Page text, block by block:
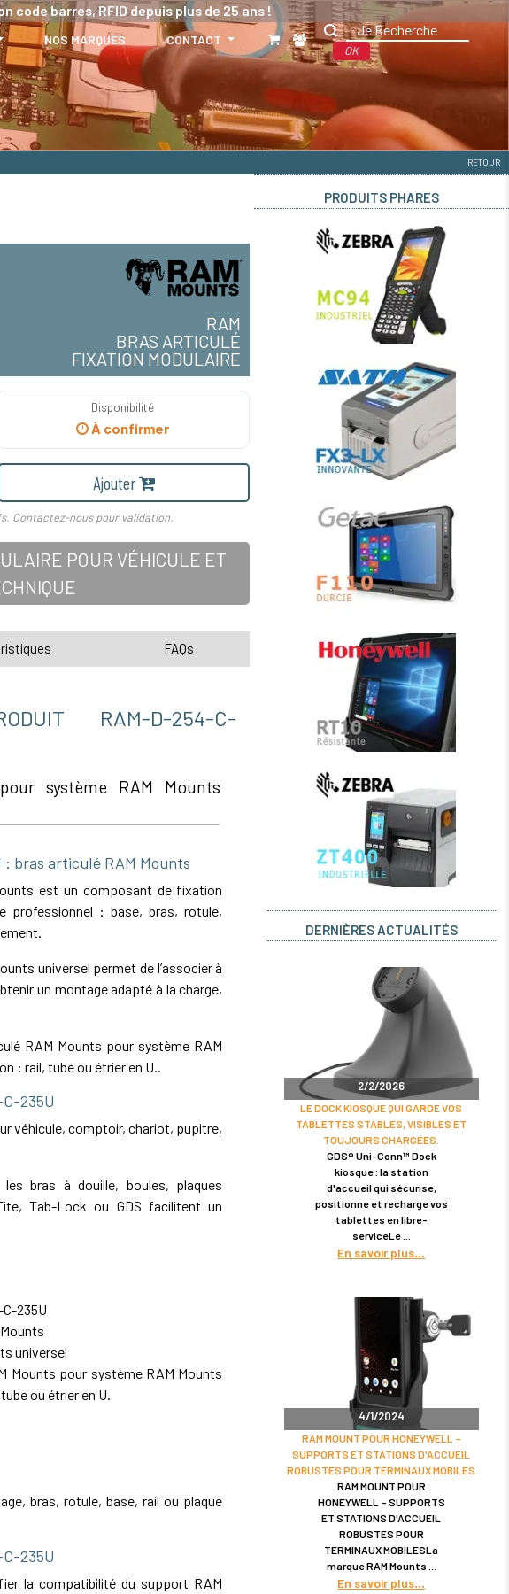
barres, RFID depuis plus de 25 ans !
NOS MARQUES CONTACT
OK
RETOUR
RAM
BRAS ARTICULÉ
FIXATION MODULAIRE
Disponibilité
À confirmer
Ajouter
Contactez-nous pour validation.
POUR VÉHICULE ET
FAQs
RAM-D-254-C-
système RAM Mounts
bras articulé RAM Mounts
est un composant de fixation
professionnel : base, bras, rotule,
universel permet de l’associer à
un montage adapté à la charge,
RAM Mounts pour système RAM
: rail, tube ou étrier en U..
235U
véhicule, comptoir, chariot, pupitre,
bras à douille, boules, plaques
Tab-Lock ou GDS facilitent un
235U
universel
Mounts pour système RAM Mounts
ou étrier en U.
bras, rotule, base, rail ou plaque
235U
la compatibilité du support RAM
PRODUITS PHARES
DERNIÈRES ACTUALITÉS
2/2/2026
LE DOCK KIOSQUE QUI GARDE VOS
TABLETTES STABLES, VISIBLES ET
TOUJOURS CHARGÉES.
GDS® Uni-Conn™ Dock
kiosque : la station
d'accueil qui sécurise,
positionne et recharge vos
tablettes en libre-
serviceLe
En savoir plus
4/1/2024
RAM MOUNT POUR HONEYWELL –
SUPPORTS ET STATIONS D'ACCUEIL
ROBUSTES POUR TERMINAUX MOBILES
RAM MOUNT POUR
HONEYWELL – SUPPORTS
ET STATIONS D'ACCUEIL
ROBUSTES POUR
TERMINAUX MOBILESLa
marque RAM Mounts
En savoir plus